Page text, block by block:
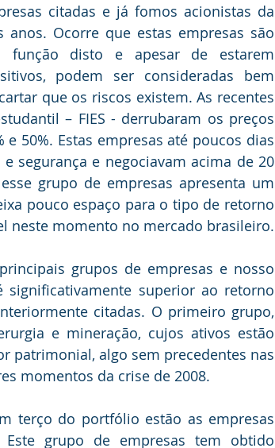
citadas e já fomos acionistas da
Ocorre que estas empresas são
função disto e apesar de estarem
podem ser consideradas bem
que os riscos existem. As recentes
– FIES - derrubaram os preços
50%. Estas empresas até poucos dias
segurança e negociavam acima de 20
grupo de empresas apresenta um
pouco espaço para o tipo de retorno
neste momento no mercado brasileiro.
grupos de empresas e nosso
superior ao retorno
citadas. O primeiro grupo,
e mineração, cujos ativos estão
patrimonial, algo sem precedentes nas
momentos da crise de 2008.
terço do portfólio estão as empresas
grupo de empresas tem obtido